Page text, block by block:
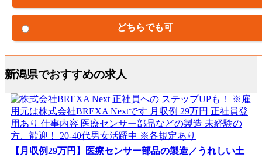
どちらでも可
新潟県でおすすめの求人
【月収例29万円】医療センサー部品の製造／うれしい土